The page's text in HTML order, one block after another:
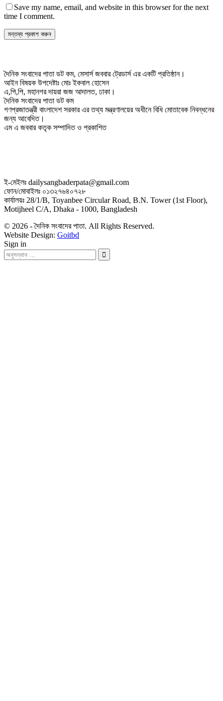
Save my name, email, and website in this browser for the next
time I comment.
দৈনিক সংবাদের পাতা ডট কম, মেসার্স জববার ট্রেডার্স এর একটি প্রতিষ্ঠান।
আইন বিষয়ক উপদেষ্টাঃ মোঃ ইকবাল হোসেন
এ,পি,পি, মহানগর দায়রা জজ আদালত, ঢাকা।
দৈনিক সংবাদের পাতা ডট কম
গণপ্রজাতন্ত্রী বাংলাদেশ সরকার এর তথ্য মন্ত্রণালয়ের অধীনে বিধি মোতাবেক নিবন্ধনের
জন্য আবেদিত।
এম এ জববার কতৃক সম্পাদিত ও প্রকাশিত
ই-মেইলঃ dailysangbaderpata@gmail.com
ফোন/মোবাইলঃ ০১৩২৭৬৪০৭২৮
কার্যালয়ঃ 28/1/B, Toyanbee Circular Road, B.N. Tower (1st Floor),
Motijheel C/A, Dhaka - 1000, Bangladesh
© 2026 - দৈনিক সংবাদের পাতা. All Rights Reserved.
Website Design: Goitbd
Sign in